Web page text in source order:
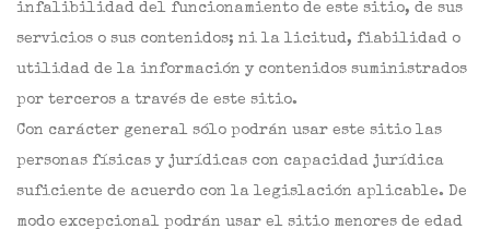
infalibilidad del funcionamiento de este sitio, de sus
servicios o sus contenidos; ni la licitud, fiabilidad o
utilidad de la información y contenidos suministrados
por terceros a través de este sitio.
Con carácter general sólo podrán usar este sitio las
personas físicas y jurídicas con capacidad jurídica
suficiente de acuerdo con la legislación aplicable. De
modo excepcional podrán usar el sitio menores de edad